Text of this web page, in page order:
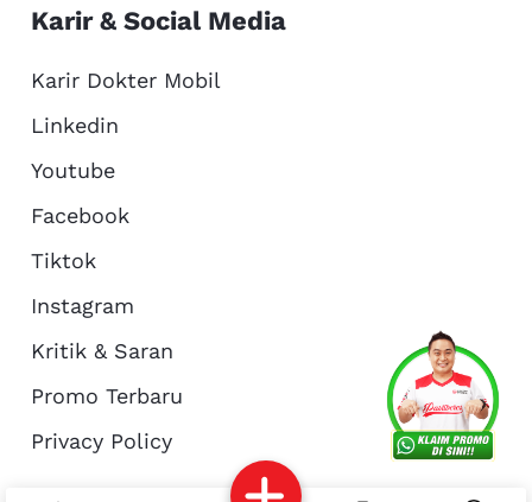
About Us
Reservasi Article
Karir & Social Media
Karir Dokter Mobil
Linkedin
Youtube
Facebook
Tiktok
Instagram
Kritik & Saran
Promo Terbaru
Privacy Policy